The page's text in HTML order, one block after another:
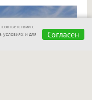
с
и для
Согласен